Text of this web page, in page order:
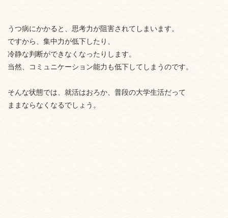
うつ病にかかると、思考力が阻害されてしまいます。
ですから、集中力が低下したり、
冷静な判断ができなくなったりします。
当然、コミュニケーション能力も低下してしまうのです。
そんな状態では、就活はおろか、普段の大学生活だって
ままならなくなるでしょう。